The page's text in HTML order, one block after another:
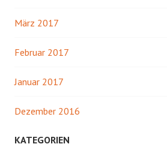
März 2017
Februar 2017
Januar 2017
Dezember 2016
KATEGORIEN